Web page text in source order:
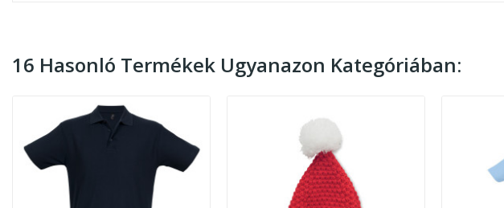
16 Hasonló Termékek Ugyanazon Kategóriában: